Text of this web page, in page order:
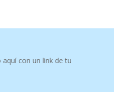
con un link de tu